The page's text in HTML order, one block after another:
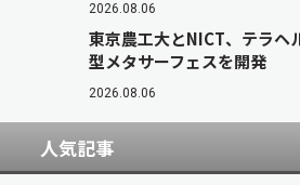
2026.08.06
東京農工大とNICT、テラヘ
型メタサーフェスを開発
2026.08.06
人気記事